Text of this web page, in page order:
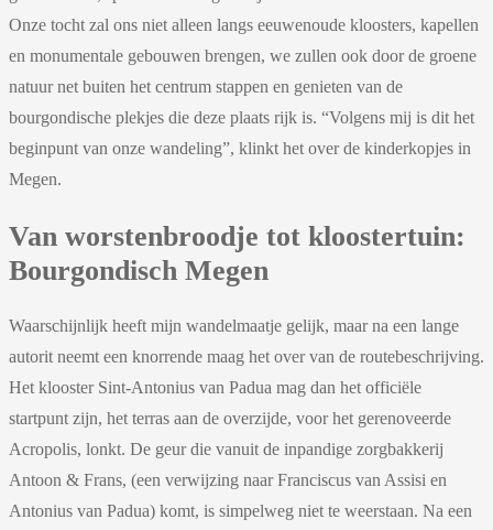
Onze tocht zal ons niet alleen langs eeuwenoude kloosters, kapellen
en monumentale gebouwen brengen, we zullen ook door de groene
natuur net buiten het centrum stappen en genieten van de
bourgondische plekjes die deze plaats rijk is. “Volgens mij is dit het
beginpunt van onze wandeling”, klinkt het over de kinderkopjes in
Megen.
Van worstenbroodje tot kloostertuin:
Bourgondisch Megen
Waarschijnlijk heeft mijn wandelmaatje gelijk, maar na een lange
autorit neemt een knorrende maag het over van de routebeschrijving.
Het klooster Sint-Antonius van Padua mag dan het officiële
startpunt zijn, het terras aan de overzijde, voor het gerenoveerde
Acropolis, lonkt. De geur die vanuit de inpandige zorgbakkerij
Antoon & Frans, (een verwijzing naar Franciscus van Assisi en
Antonius van Padua) komt, is simpelweg niet te weerstaan. Na een